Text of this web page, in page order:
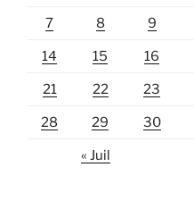
7 8 9
14 15 16
21 22 23
28 29 30
« Juil